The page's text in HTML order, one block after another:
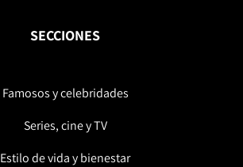
SECCIONES
Famosos y celebridades
Series, cine y TV
Estilo de vida y bienestar